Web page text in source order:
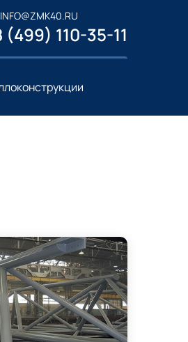
INFO@ZMK40.RU
(499) 110-35-11